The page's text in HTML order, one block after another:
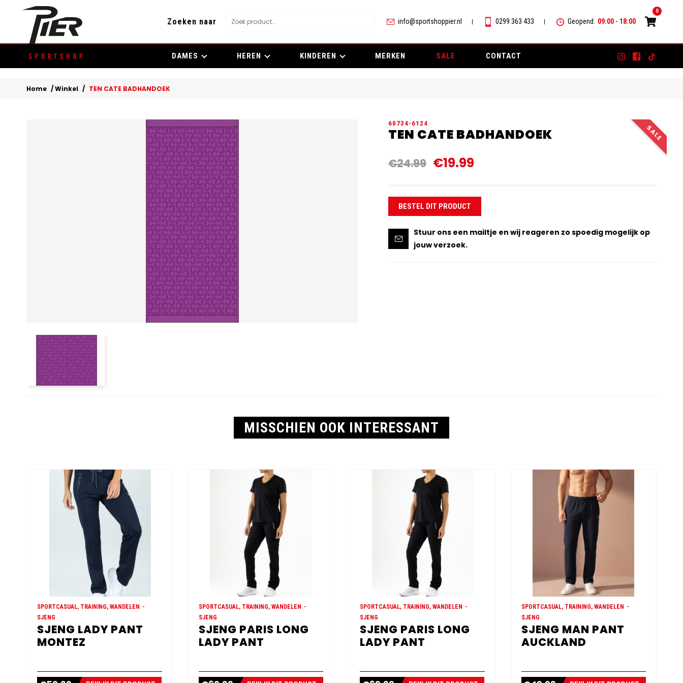
Zoeken naar info@sportshoppier.nl 0299 363 433 Geopend: 09:00 - 18:00
0
Skip
DAMES HEREN KINDEREN MERKEN SALE CONTACT
Home /Winkel / TEN CATE BADHANDOEK
60734-6124
TEN CATE BADHANDOEK
€24.99 €19.99
BESTEL DIT PRODUCT
Stuur ons een mailtje en wij reageren zo spoedig mogelijk op
jouw verzoek.
MISSCHIEN OOK INTERESSANT
SPORTCASUAL, TRAINING, WANDELEN
SJENG
SJENG LADY PANT
MONTEZ
SPORTCASUAL, TRAINING, WANDELEN
SJENG
SJENG PARIS LONG
LADY PANT
SPORTCASUAL, TRAINING, WANDELEN
SJENG
SJENG PARIS LONG
LADY PANT
SPORTCASUAL, TRAINING, WANDELEN
SJENG
SJENG MAN PANT
AUCKLAND